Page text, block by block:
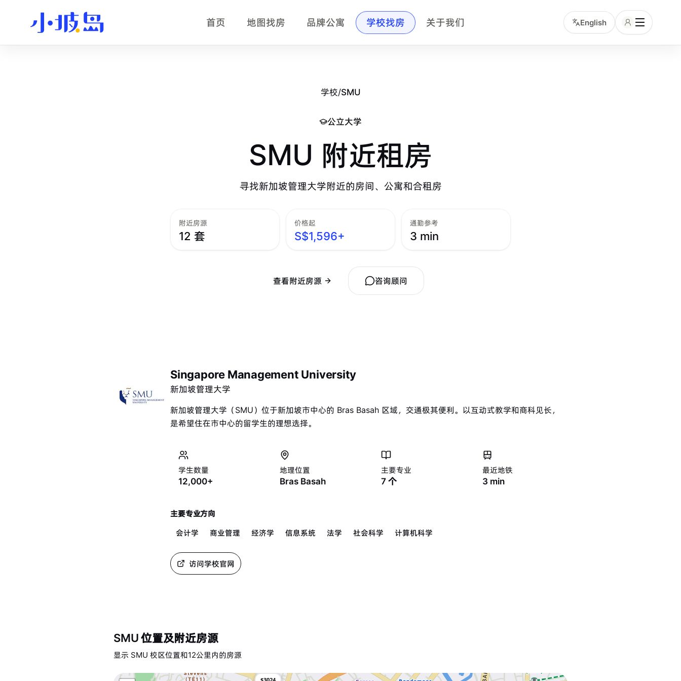
首页 地图找房 品牌公寓 学校找房 关于我们 English
适合用户：准备入读该校的中国留学生、交换生、私立院校学生和首次来新加坡租房的中文用户。
学校/SMU
公立大学
SMU 附近租房
寻找新加坡管理大学附近的房间、公寓和合租房
附近房源
12 套
价格起
S$1,596+
通勤参考
3 min
查看附近房源 咨询顾问
Singapore Management University
新加坡管理大学
新加坡管理大学（SMU）位于新加坡市中心的 Bras Basah 区域，交通极其便利。以互动式教学和商科见长，
是希望住在市中心的留学生的理想选择。
学生数量
12,000+
地理位置
Bras Basah
主要专业
7 个
最近地铁
3 min
主要专业方向
会计学
商业管理 经济学 信息系统 法学 社会科学 计算机科学
访问学校官网
SMU位置及附近房源
显示 SMU 校区位置和12公里内的房源
$5623
$3024